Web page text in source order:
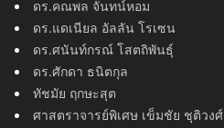
ดร.คณพล จันทน์หอม
ดร.แดเนียล อัลลัน โรเซน
ดร.ศนันท์กรณ์ โสตถิพันธุ์
ดร.ศักดา ธนิตกุล
ทัชมัย ฤกษะสุต
ศาสตราจารย์พิเศษ เข็มชัย ชุติวงศ์